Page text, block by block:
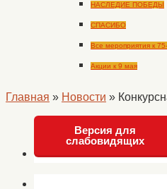
НАСЛЕДИЕ ПОБЕДЫ
СПАСИБО
Все мероприятия к
Акции к 9 мая
Главная » Новости »
Версия для
слабовидящих